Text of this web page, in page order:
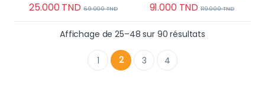
25.000TND 69.000TND 91.000TND 119.000TND
Affichage de 25–48 sur 90 résultats
1 2 3 4